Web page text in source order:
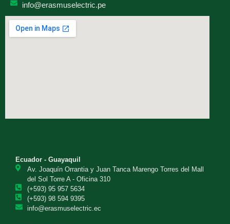
info@erasmuselectric.pe
Ecuador - Guayaquil
Av. Joaquín Orrantia y Juan Tanca Marengo Torres del Mall
del Sol Torre A - Oficina 310
(+593) 95 957 5634
(+593) 98 594 9395
info@erasmuselectric.ec